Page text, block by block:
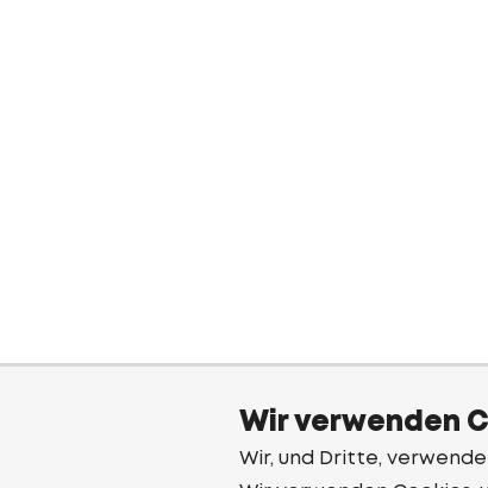
Wir verwenden
Wir, und Dritte,